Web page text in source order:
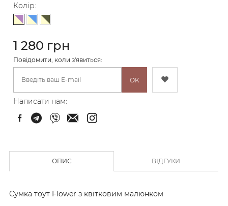
Колір:
Кремово-блакитний
Кремово-зелена
1 280 грн
Повідомити, коли з'явиться:
OK
Написати нам:
ОПИС ВІДГУКИ
Сумка тоут Flower з квітковим малюнком